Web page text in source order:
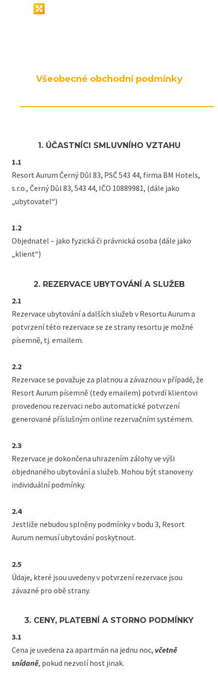
Všeobecné obchodní podmínky
1. ÚČASTNÍCI SMLUVNÍHO VZTAHU
1.1
Resort Aurum Černý Důl 83, PSČ 543 44, firma BM Hotels,
s.r.o., Černý Důl 83, 543 44, IČO 10889981, (dále jako
„ubytovatel“)
1.2
Objednatel – jako fyzická či právnická osoba (dále jako
„klient“)
2. REZERVACE UBYTOVÁNÍ A SLUŽEB
2.1
Rezervace ubytování a dalších služeb v Resortu Aurum a
potvrzení této rezervace se ze strany resortu je možné
písemně, tj. emailem.
2.2
Rezervace se považuje za platnou a závaznou v případě, že
Resort Aurum písemně (tedy emailem) potvrdí klientovi
provedenou rezervaci nebo automatické potvrzení
generované příslušným online rezervačním systémem.
2.3
Rezervace je dokončena uhrazením zálohy ve výši
objednaného ubytování a služeb. Mohou být stanoveny
individuální podmínky.
2.4
Jestliže nebudou splněny podmínky v bodu 3, Resort
Aurum nemusí ubytování poskytnout.
2.5
Údaje, které jsou uvedeny v potvrzení rezervace jsou
závazné pro obě strany.
3. CENY, PLATEBNÍ A STORNO PODMÍNKY
3.1
Cena je uvedena za apartmán na jednu noc, včetně
snídaně, pokud nezvolí host jinak.